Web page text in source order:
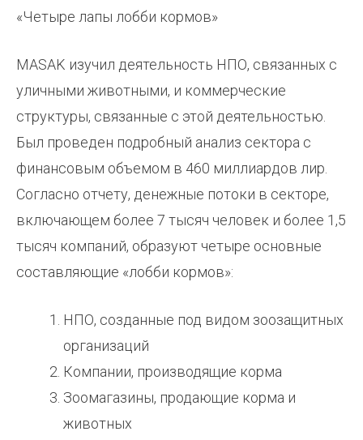
«Четыре лапы лобби кормов»
MASAK изучил деятельность НПО, связанных с
уличными животными, и коммерческие
структуры, связанные с этой деятельностью.
Был проведен подробный анализ сектора с
финансовым объемом в 460 миллиардов лир.
Согласно отчету, денежные потоки в секторе,
включающем более 7 тысяч человек и более 1,5
тысяч компаний, образуют четыре основные
составляющие «лобби кормов»:
НПО, созданные под видом зоозащитных
организаций
Компании, производящие корма
Зоомагазины, продающие корма и
животных